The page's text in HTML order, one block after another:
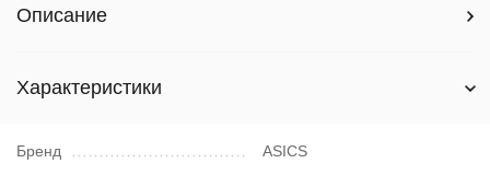
Описание
Характеристики
Бренд
ASICS